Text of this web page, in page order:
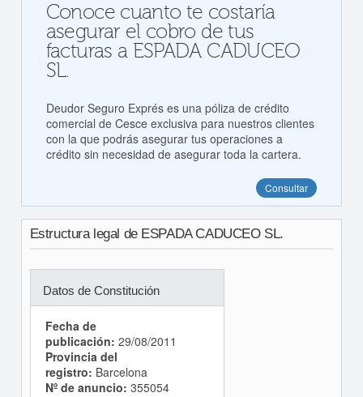
Conoce cuanto te costaría
asegurar el cobro de tus
facturas a ESPADA CADUCEO
SL.
Deudor Seguro Exprés es una póliza de crédito
comercial de Cesce exclusiva para nuestros clientes
con la que podrás asegurar tus operaciones a
crédito sin necesidad de asegurar toda la cartera.
Consultar
Estructura legal de ESPADA CADUCEO SL.
Datos de Constitución
Fecha de
publicación: 29/08/2011
Provincia del
registro: Barcelona
Nº de anuncio: 355054